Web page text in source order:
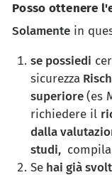
Posso ottenere
Solamente in
se possiedi
sicurezza
superiore(es
richiedere il
dalla
studi,
Sehai già